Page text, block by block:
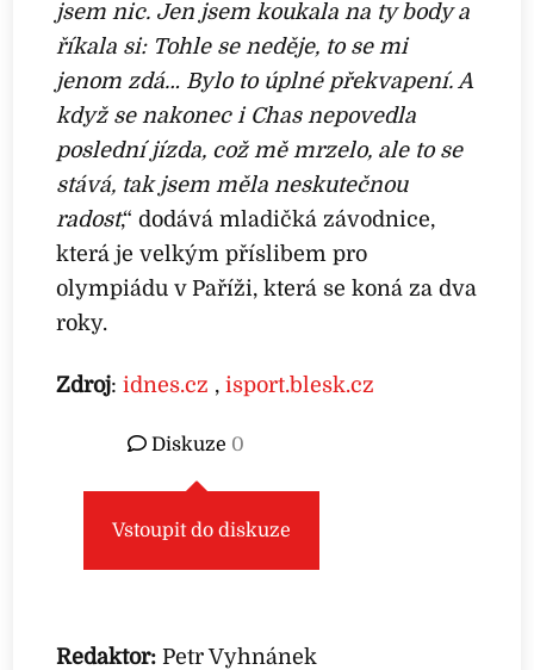
jsem nic. Jen jsem koukala na ty body a
říkala si: Tohle se neděje, to se mi
jenom zdá… Bylo to úplné překvapení. A
když se nakonec i Chas nepovedla
poslední jízda, což mě mrzelo, ale to se
stává, tak jsem měla neskutečnou
radost,“ dodává mladičká závodnice,
která je velkým příslibem pro
olympiádu v Paříži, která se koná za dva
roky.
Zdroj:idnes.cz , isport.blesk.cz
Diskuze 0
Vstoupit do diskuze
Redaktor:Petr Vyhnánek